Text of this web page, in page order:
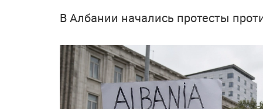
В Албании начались протесты